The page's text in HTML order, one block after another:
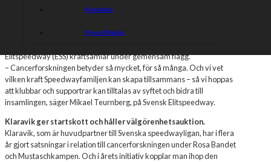
Kontakta
Press/Media
den svenska barberar-menyn.
På Mustaschkampen.se startar idag insamlingen
Elitspeedway (ESS) kraftsamlar under gemensam flagg.
– Cancerforskningen betyder så mycket, för så många. Ochvi vet
vilken kraft Speedwayfamiljen kan skapa tillsammans – så vi hoppas
att klubbar och supportrarkan tilltalas av syftet och bidra till
insamlingen, sägerMikael Teurnberg,på Svensk Elitspeedway.
Klaravik ger startskott och håller välgörenhetsauktion.
Klaravik, som är huvudpartner till Svenska speedwayligan,har i flera
år gjort satsningar i relation till cancerforskningen under Rosa Bandet
och Mustaschkampen. Ochi årets initiativ kopplarman ihop den